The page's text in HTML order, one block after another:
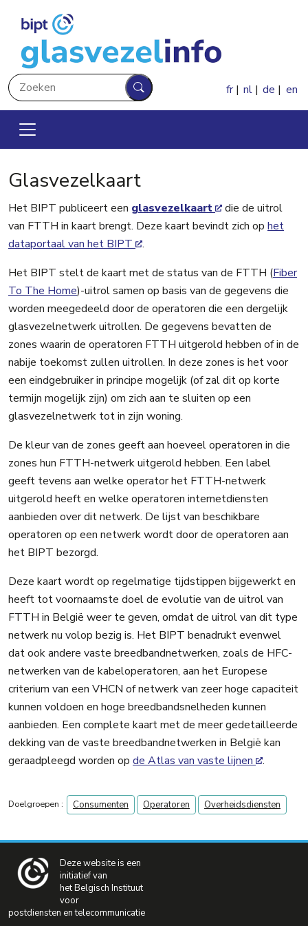
Zoeken
Zoeken
fr nl de en
Glasvezelkaart
Het BIPT publiceert een glasvezelkaart
die de uitrol
van FTTH in kaart brengt. Deze kaart bevindt zich op het
dataportaal van het BIPT
.
Het BIPT stelt de kaart met de status van de FTTH (Fiber
To The Home)-uitrol samen op basis van de gegevens die
worden meegedeeld door de operatoren die een dergelijk
glasvezelnetwerk uitrollen. De gegevens bevatten de
zones waarin de operatoren FTTH uitgerold hebben of in de
nabije toekomst zullen uitrollen. In deze zones is het voor
een eindgebruiker in principe mogelijk (of zal dit op korte
termijn mogelijk zijn) om zich aan te sluiten op een
glasvezelnetwerk tot in zijn woning.
De kleur van de zones geeft aan hoeveel operatoren in die
zones hun FTTH-netwerk uitgerold hebben. Een label
geeft tevens aan welke operator het FTTH-netwerk
uitgerold heeft en welke operatoren internetdiensten
aanbieden over dit netwerk. De lijst van beschikbare
operatoren op een netwerk wordt door de operatoren aan
het BIPT bezorgd.
Deze kaart wordt op regelmatige tijdstippen bijgewerkt en
heeft tot voornaamste doel de evolutie van de uitrol van
FTTH in België weer te geven, omdat de uitrol van dit type
netwerk nu volop bezig is. Het BIPT benadrukt evenwel
dat ook andere vaste breedbandnetwerken, zoals de HFC-
netwerken van de kabeloperatoren, aan het Europese
criterium van een VHCN of netwerk van zeer hoge capaciteit
kunnen voldoen en hoge breedbandsnelheden kunnen
aanbieden. Een complete kaart met de meer gedetailleerde
dekking van de vaste breedbandnetwerken in België kan
geraadpleegd worden op de Atlas van vaste lijnen .
Doelgroepen : Consumenten Operatoren Overheidsdiensten
Deze website is een
initiatief van
het Belgisch Instituut
voor
postdiensten en telecommunicatie